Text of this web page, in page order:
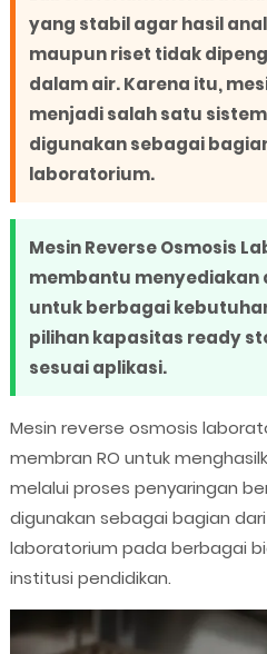
yang stabil agar hasil
maupun riset tidak
dalam air. Karena itu,
menjadi salah satu
digunakan sebagai
laboratorium.
Mesin Reverse Osmosis
membantu
untuk berbagai
pilihan kapasitas ready
sesuai aplikasi.
Mesin reverse osmosis
membran RO untuk
melalui proses penyaringan
digunakan sebagai bagian
laboratorium pada berbagai
institusi pendidikan.